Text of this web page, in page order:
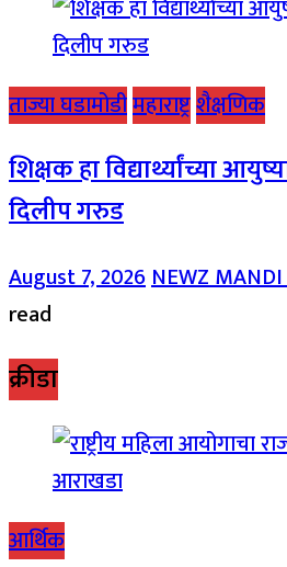
ताज्या घडामोडीमहाराष्ट्रशैक्षणिक
शिक्षक हा विद्यार्थ्यांच्या
दिलीप गरुड
August 7, 2026NEWZ MANDI
read
क्रीडा
आर्थिक